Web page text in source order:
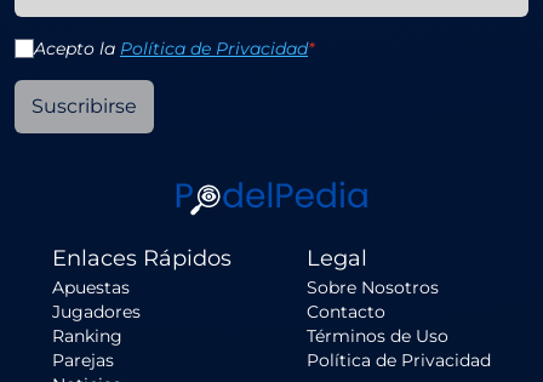
Acepto la Política de Privacidad*
Suscribirse
Enlaces Rápidos
Apuestas
Jugadores
Ranking
Parejas
Legal
Sobre Nosotros
Contacto
Términos de Uso
Política de Privacidad